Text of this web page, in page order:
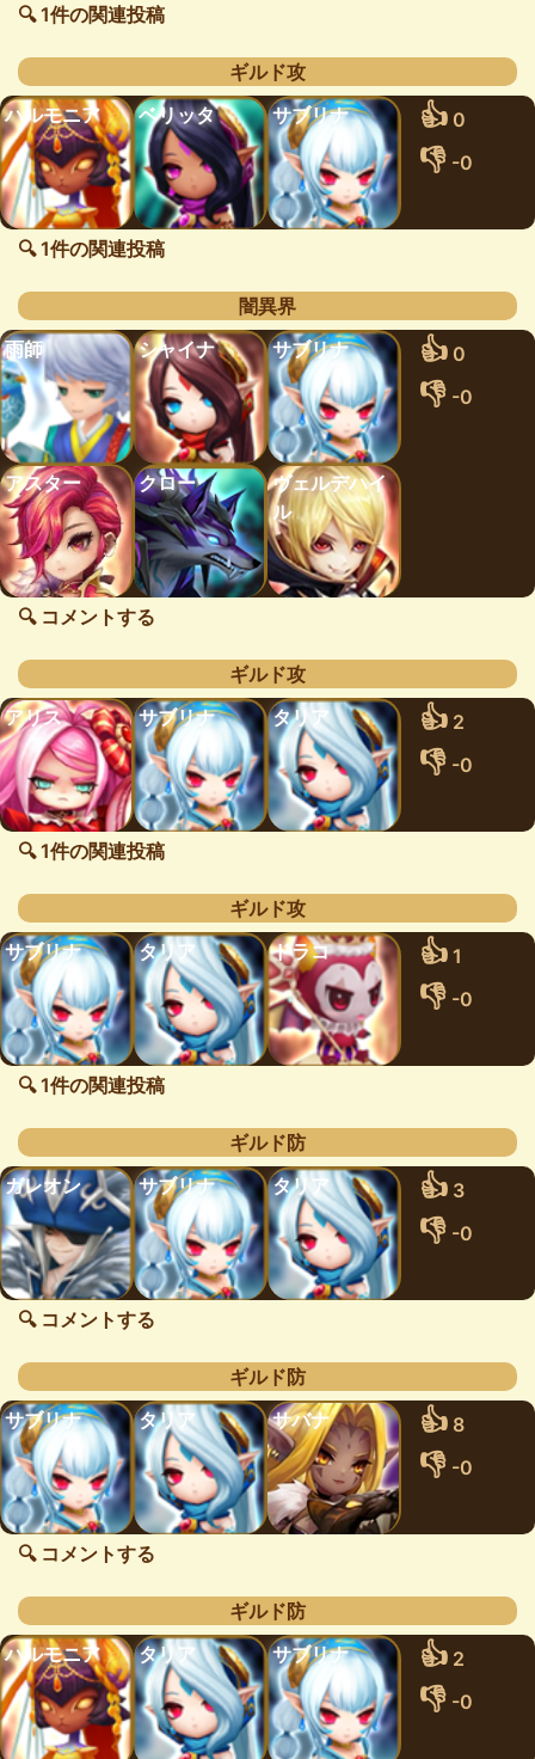
🔍 1件の関連投稿
ギルド攻
ハルモニア
ベリッタ サブリナ 👍 0
👎 -0
🔍 1件の関連投稿
闇異界
雨師
シャイナ サブリナ 👍 0
👎 -0
アスター クロー
ヴェルデハイ
ル
🔍 コメントする
ギルド攻
アリス
サブリナ タリア 👍 2
👎 -0
🔍 1件の関連投稿
ギルド攻
サブリナ
タリア ドラコ 👍 1
👎 -0
🔍 1件の関連投稿
ギルド防
ガレオン
サブリナ タリア 👍 3
👎 -0
🔍 コメントする
ギルド防
サブリナ
タリア サバナ 👍 8
👎 -0
🔍 コメントする
ギルド防
ハルモニア
タリア サブリナ 👍 2
👎 -0